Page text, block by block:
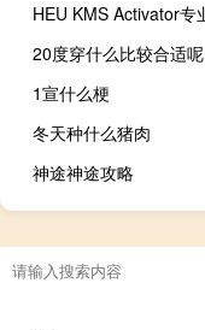
20度穿什么比较合适呢
1宣什么梗
冬天种什么猪肉
神途神途攻略